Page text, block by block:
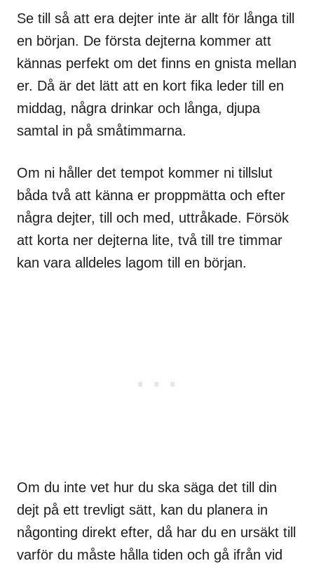
Se till så att era dejter inte är allt för långa till
en början. De första dejterna kommer att
kännas perfekt om det finns en gnista mellan
er. Då är det lätt att en kort fika leder till en
middag, några drinkar och långa, djupa
samtal in på småtimmarna.
Om ni håller det tempot kommer ni tillslut
båda två att känna er proppmätta och efter
några dejter, till och med, uttråkade. Försök
att korta ner dejterna lite, två till tre timmar
kan vara alldeles lagom till en början.
Om du inte vet hur du ska säga det till din
dejt på ett trevligt sätt, kan du planera in
någonting direkt efter, då har du en ursäkt till
varför du måste hålla tiden och gå ifrån vid